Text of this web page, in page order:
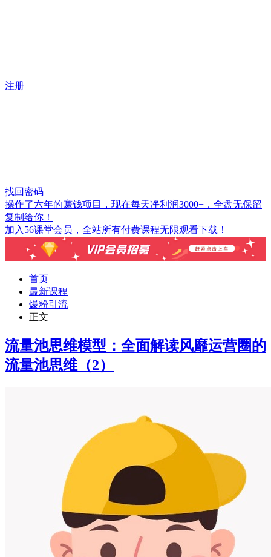
注册
找回密码
操作了六年的赚钱项目，现在每天净利润3000+，全盘无保留
复制给你！
加入56课堂会员，全站所有付费课程无限观看下载！
首页
最新课程
爆粉引流
正文
流量池思维模型：全面解读风靡运营圈的
流量池思维（2）